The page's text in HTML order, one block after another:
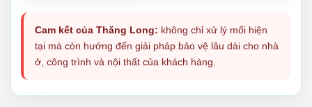
Cam kết của Thăng Long: không chỉ xử lý mối hiện
tại mà còn hướng đến giải pháp bảo vệ lâu dài cho nhà
ở, công trình và nội thất của khách hàng.